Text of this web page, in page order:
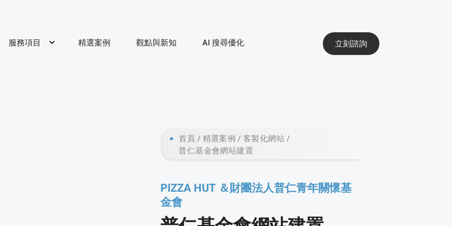
服務項目 精選案例 觀點與新知 AI 搜尋優化 立刻諮詢
首頁 精選案例
客製化網站
普仁基金會網站建置
PIZZA HUT ＆財團法人普仁青年關懷基
金會